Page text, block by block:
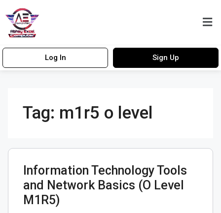
Log In Sign Up
Tag: m1r5 o level
Information Technology Tools
and Network Basics (O Level
M1R5)